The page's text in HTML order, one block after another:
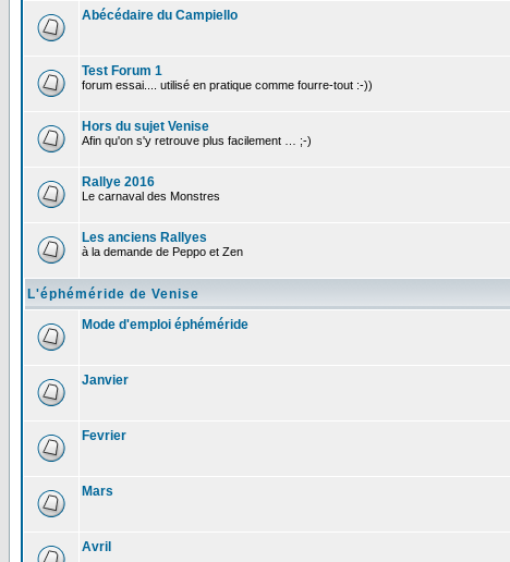
Abécédaire du Campiello
Test Forum 1
forum essai.... utilisé en pratique comme fourre-tout :-))
Hors du sujet Venise
Afin qu'on s'y retrouve plus facilement … ;-)
Rallye 2016
Le carnaval des Monstres
Les anciens Rallyes
à la demande de Peppo et Zen
L'éphéméride de Venise
Mode d'emploi éphéméride
Janvier
Fevrier
Mars
Avril